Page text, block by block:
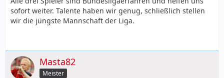
sofort weiter. Talente haben wir genug, schließlich stellen
wir die jüngste Mannschaft der Liga.
Masta82
Meister